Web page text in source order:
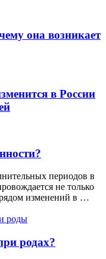
она возникает
в России
периодов в
не только
изменений в …
роды
родах?